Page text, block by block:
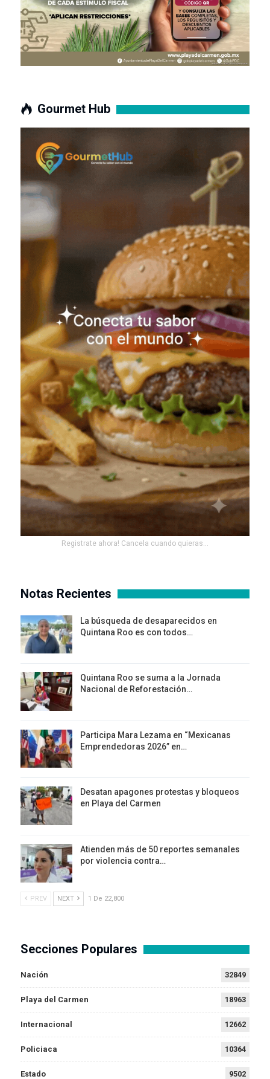
Gourmet Hub
Registrate ahora! Cancela cuando quieras...
Notas Recientes
La búsqueda de desaparecidos en
Quintana Roo es con todos…
Quintana Roo se suma a la Jornada
Nacional de Reforestación…
Participa Mara Lezama en “Mexicanas
Emprendedoras 2026” en…
Desatan apagones protestas y bloqueos
en Playa del Carmen
Atienden más de 50 reportes semanales
por violencia contra…
PREV NEXT 1 De 22,800
Secciones Populares
Nación 32849
Playa del Carmen 18963
Internacional 12662
Policiaca 10364
Estado 9502